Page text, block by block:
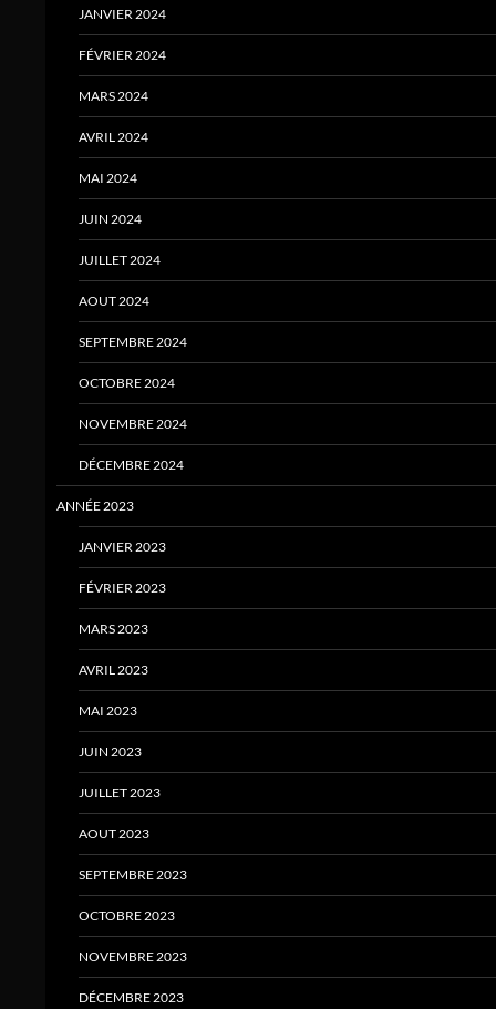
JANVIER 2024
FÉVRIER 2024
MARS 2024
AVRIL 2024
MAI 2024
JUIN 2024
JUILLET 2024
AOUT 2024
SEPTEMBRE 2024
OCTOBRE 2024
NOVEMBRE 2024
DÉCEMBRE 2024
ANNÉE 2023
JANVIER 2023
FÉVRIER 2023
MARS 2023
AVRIL 2023
MAI 2023
JUIN 2023
JUILLET 2023
AOUT 2023
SEPTEMBRE 2023
OCTOBRE 2023
NOVEMBRE 2023
DÉCEMBRE 2023